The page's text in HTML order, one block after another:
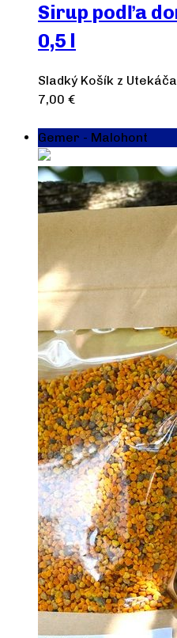
Sirup podľa
0,5 l
Sladký Košík z Utekáča
7,00 €
Gemer - Malohont